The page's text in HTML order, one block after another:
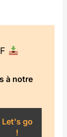
à notre